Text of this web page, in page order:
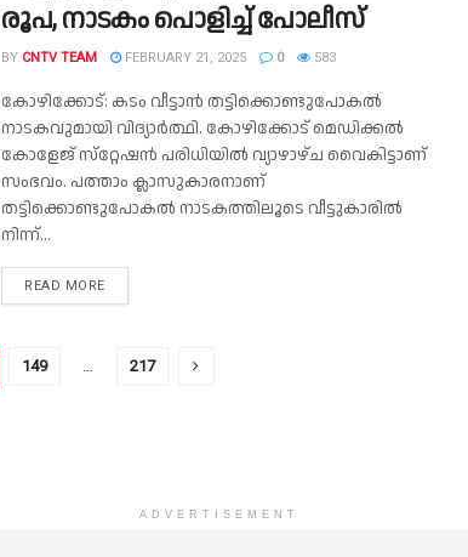
രൂപ, നാടകം പൊളിച്ച് പോലീസ്
BY CNTV TEAM FEBRUARY 21, 2025 0 583
കോഴിക്കോട്: കടം വീട്ടാൻ തട്ടിക്കൊണ്ടുപോകൽ
നാടകവുമായി വിദ്യാർത്ഥി. കോഴിക്കോട് മെഡിക്കൽ
കോളേജ് സ്‌റ്റേഷൻ പരിധിയിൽ വ്യാഴാഴ്ച വൈകിട്ടാണ്
സംഭവം. പത്താം ക്ലാസുകാരനാണ്
തട്ടിക്കൊണ്ടുപോകൽ നാടകത്തിലൂടെ വീട്ടുകാരിൽ
നിന്ന്...
READ MORE
149 … 217
ADVERTISEMENT